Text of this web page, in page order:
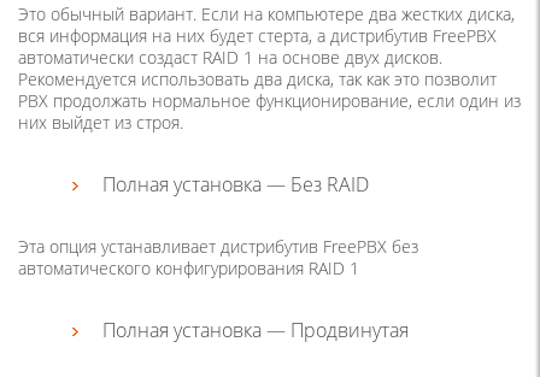
Это обычный вариант. Если на компьютере два жестких диска,
вся информация на них будет стерта, а дистрибутив FreePBX
автоматически создаст RAID 1 на основе двух дисков.
Рекомендуется использовать два диска, так как это позволит
PBX продолжать нормальное функционирование, если один из
них выйдет из строя.
Полная установка — Без RAID
Эта опция устанавливает дистрибутив FreePBX без
автоматического конфигурирования RAID 1
Полная установка — Продвинутая